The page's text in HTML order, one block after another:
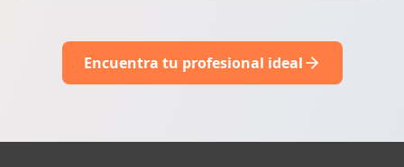
Encuentra tu profesional ideal